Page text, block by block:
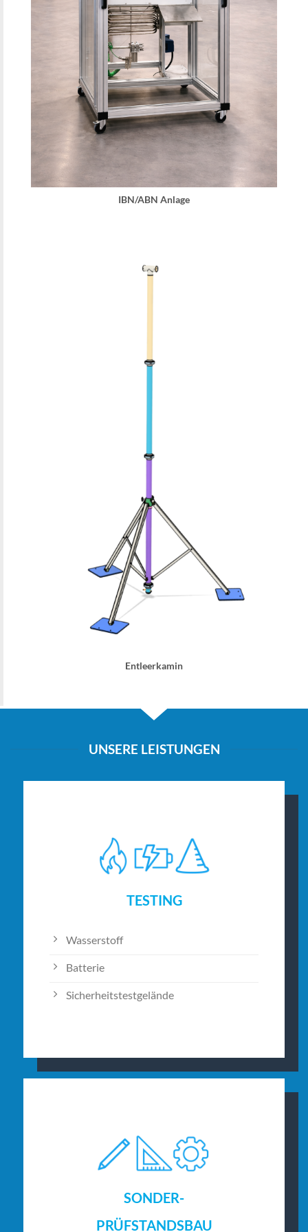
IBN/ABN Anlage
Entleerkamin
UNSERE LEISTUNGEN
TESTING
Wasserstoff
Batterie
Sicherheitstestgelände
SONDER-
PRÜFSTANDSBAU